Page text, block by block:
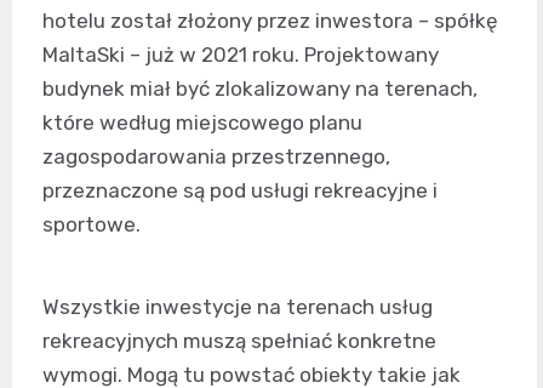
hotelu został złożony przez inwestora – spółkę
MaltaSki – już w 2021 roku. Projektowany
budynek miał być zlokalizowany na terenach,
które według miejscowego planu
zagospodarowania przestrzennego,
przeznaczone są pod usługi rekreacyjne i
sportowe.
Wszystkie inwestycje na terenach usług
rekreacyjnych muszą spełniać konkretne
wymogi. Mogą tu powstać obiekty takie jak